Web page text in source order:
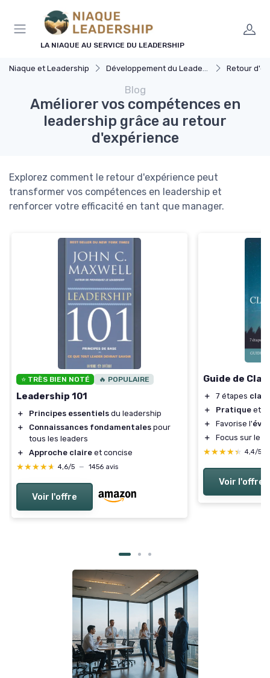
LA NIAQUE AU SERVICE DU LEADERSHIP
Niaque et Leadership Développement du Leadership Retour
Blog
Améliorer vos compétences en
leadership grâce au retour
d'expérience
Explorez comment le retour d'expérience peut
transformer vos compétences en leadership et
renforcer votre efficacité en tant que manager.
⭐ TRÈS BIEN NOTÉ 🔥 POPULAIRE
Leadership 101
＋ Principes essentiels du leadership
＋
Connaissances fondamentales pour
tous les leaders
＋
Approche claire et concise
★★★★★
★★★★★ 4,6/5 — 1456 avis
Voir l'offre
Guide de
＋ 7 étapes
＋
Pratique et
＋
Favorise l'
＋
Focus sur le
★★★★★
★★★★★ 4,4/5
Voir l'offre